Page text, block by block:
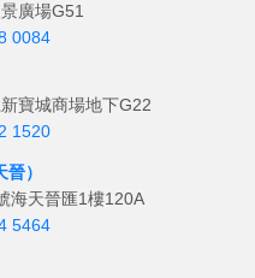
廣場G51
0084
寶城商場地下G22
1520
）
海天晉匯1樓120A
5464